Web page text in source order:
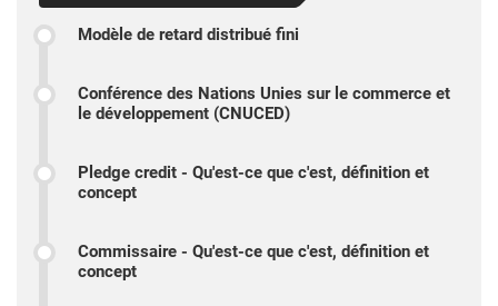
Modèle de retard distribué fini
Conférence des Nations Unies sur le commerce et
le développement (CNUCED)
Pledge credit - Qu'est-ce que c'est, définition et
concept
Commissaire - Qu'est-ce que c'est, définition et
concept